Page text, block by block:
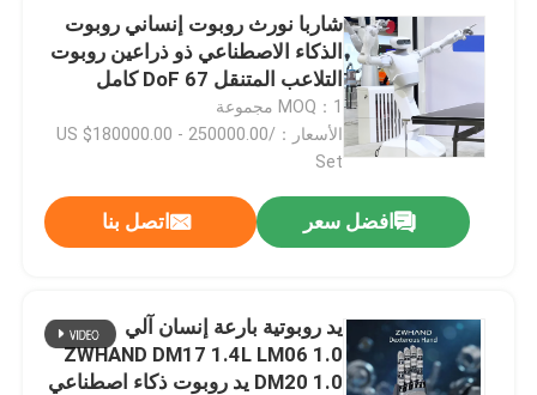
شاربا نورث روبوت إنساني روبوت
الذكاء الاصطناعي ذو ذراعين روبوت
التلاعب المتنقل 67 DoF كامل
الجسم
MOQ：1 مجموعة
الأسعار：US $180000.00 - 250000.00/
Set
افضل سعر اتصل بنا
يد روبوتية بارعة إنسان آلي
ZWHAND DM17 1.4L LM06 1.0
DM20 1.0 يد روبوت ذكاء اصطناعي